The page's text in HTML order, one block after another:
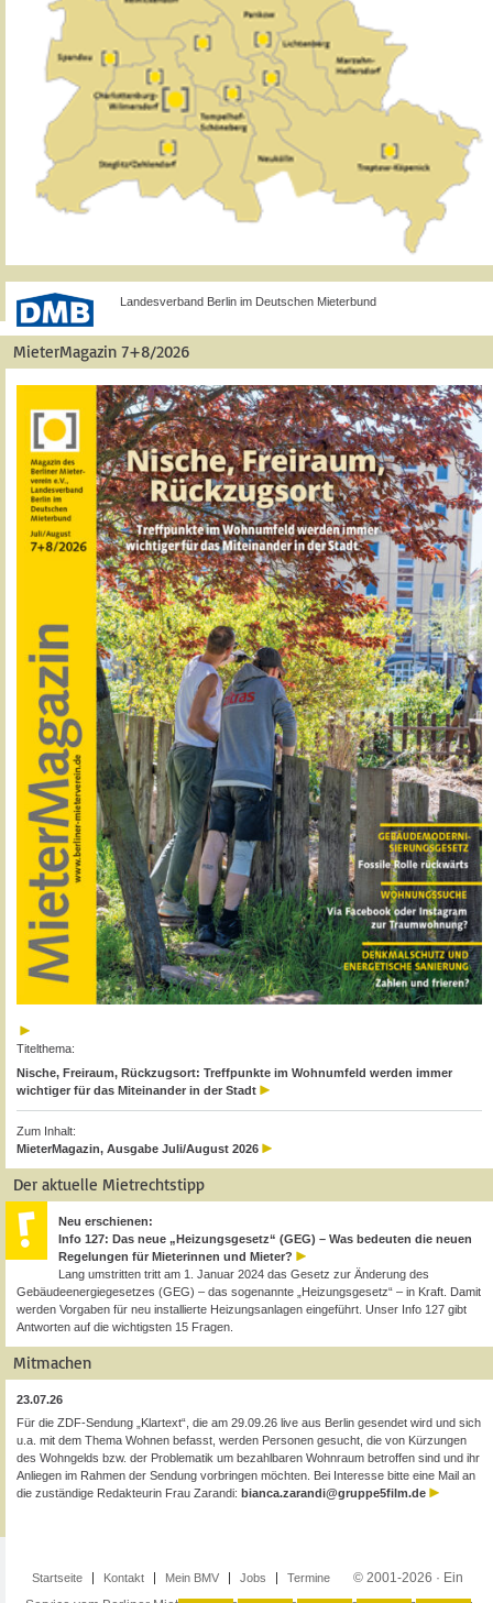
Landesverband Berlin im Deutschen Mieterbund
MieterMagazin 7+8/2026
Titelthema:
Nische, Freiraum, Rückzugsort: Treffpunkte im Wohnumfeld werden immer
wichtiger für das Miteinander in der Stadt
Zum Inhalt:
MieterMagazin, Ausgabe Juli/August 2026
Der aktuelle Mietrechtstipp
Neu erschienen:
Info 127: Das neue „Heizungsgesetz“ (GEG) – Was bedeuten die neuen
Regelungen für Mieterinnen und Mieter?
Lang umstritten tritt am 1. Januar 2024 das Gesetz zur Änderung des
Gebäudeenergiegesetzes (GEG) – das sogenannte „Heizungsgesetz“ – in Kraft. Damit
werden Vorgaben für neu installierte Heizungsanlagen eingeführt. Unser Info 127 gibt
Antworten auf die wichtigsten 15 Fragen.
Mitmachen
23.07.26
Für die ZDF-Sendung „Klartext“, die am 29.09.26 live aus Berlin gesendet wird und sich
u.a. mit dem Thema Wohnen befasst, werden Personen gesucht, die von Kürzungen
des Wohngelds bzw. der Problematik um bezahlbaren Wohnraum betroffen sind und ihr
Anliegen im Rahmen der Sendung vorbringen möchten. Bei Interesse bitte eine Mail an
die zuständige Redakteurin Frau Zarandi: bianca.zarandi@gruppe5film.de
Startseite Kontakt Mein BMV Jobs Termine
© 2001-2026 · Ein